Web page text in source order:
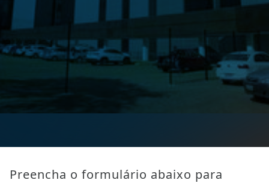
Preencha o formulário abaixo para